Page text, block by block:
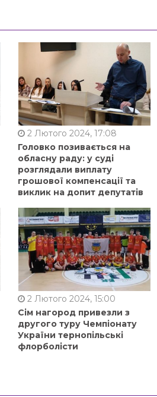
2 Лютого 2024, 17:08
Головко позивається на
обласну раду: у суді
розглядали виплату
грошової компенсації та
виклик на допит депутатів
2 Лютого 2024, 15:00
Сім нагород привезли з
другого туру Чемпіонату
України тернопільські
флорболісти